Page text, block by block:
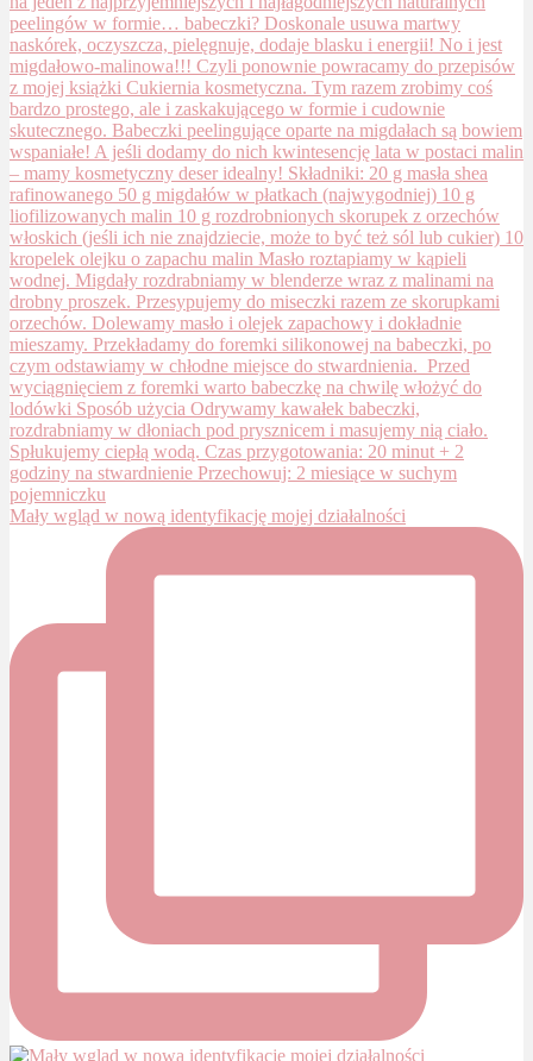
Mały wgląd w nową identyfikację mojej działalności